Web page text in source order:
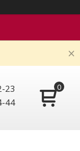
23
44